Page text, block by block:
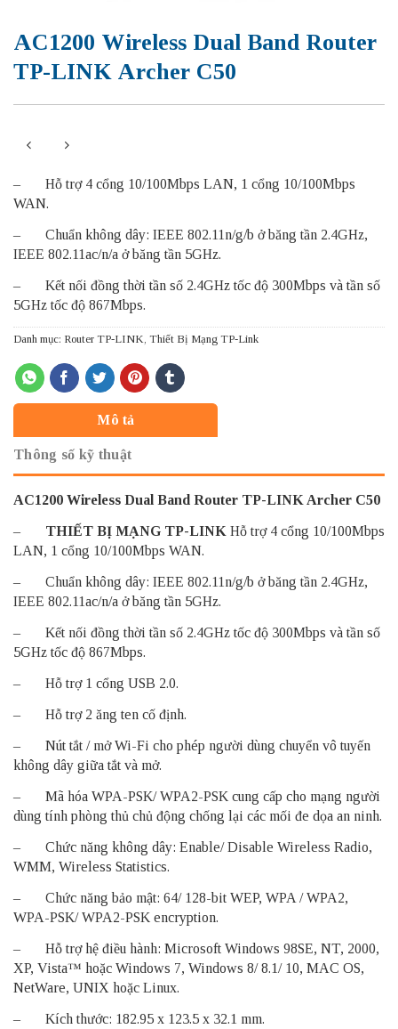
AC1200 Wireless Dual Band Router
TP-LINK Archer C50
– Hỗ trợ 4 cổng 10/100Mbps LAN, 1 cổng 10/100Mbps
WAN.
– Chuẩn không dây: IEEE 802.11n/g/b ở băng tần 2.4GHz,
IEEE 802.11ac/n/a ở băng tần 5GHz.
– Kết nối đồng thời tần số 2.4GHz tốc độ 300Mbps và tần số
5GHz tốc độ 867Mbps.
Danh mục: Router TP-LINK, Thiết Bị Mạng TP-Link
Mô tả
Thông số kỹ thuật
AC1200 Wireless Dual Band Router TP-LINK Archer C50
– THIẾT BỊ MẠNG TP-LINK Hỗ trợ 4 cổng 10/100Mbps
LAN, 1 cổng 10/100Mbps WAN.
– Chuẩn không dây: IEEE 802.11n/g/b ở băng tần 2.4GHz,
IEEE 802.11ac/n/a ở băng tần 5GHz.
– Kết nối đồng thời tần số 2.4GHz tốc độ 300Mbps và tần số
5GHz tốc độ 867Mbps.
– Hỗ trợ 1 cổng USB 2.0.
– Hỗ trợ 2 ăng ten cố định.
– Nút tắt / mở Wi-Fi cho phép người dùng chuyển vô tuyến
không dây giữa tắt và mở.
– Mã hóa WPA-PSK/ WPA2-PSK cung cấp cho mạng người
dùng tính phòng thủ chủ động chống lại các mối đe dọa an ninh.
– Chức năng không dây: Enable/ Disable Wireless Radio,
WMM, Wireless Statistics.
– Chức năng bảo mật: 64/ 128-bit WEP, WPA / WPA2,
WPA-PSK/ WPA2-PSK encryption.
– Hỗ trợ hệ điều hành: Microsoft Windows 98SE, NT, 2000,
XP, Vista™ hoặc Windows 7, Windows 8/ 8.1/ 10, MAC OS,
NetWare, UNIX hoặc Linux.
– Kích thước: 182.95 x 123.5 x 32.1 mm.